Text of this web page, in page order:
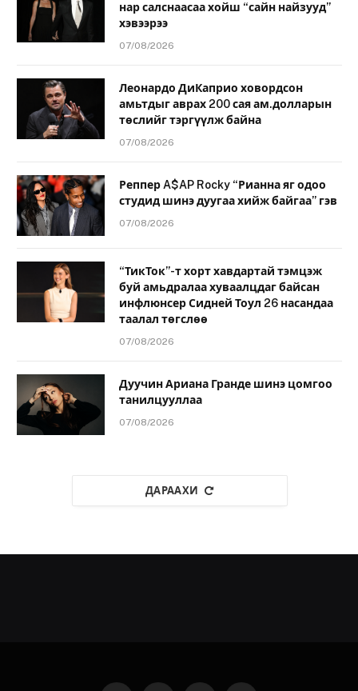
нар салснаасаа хойш “сайн найзууд”
хэвээрээ
07/08/2026
Леонардо ДиКаприо ховордсон
амьтдыг аврах 200 сая ам.долларын
төслийг тэргүүлж байна
07/08/2026
Реппер A$AP Rocky “Рианна яг одоо
студид шинэ дуугаа хийж байгаа” гэв
07/08/2026
“ТикТок”-т хорт хавдартай тэмцэж
буй амьдралаа хуваалцдаг байсан
инфлюнсер Сидней Тоул 26 насандаа
таалал төгслөө
07/08/2026
Дуучин Ариана Гранде шинэ цомгоо
танилцууллаа
07/08/2026
ДАРААХИ